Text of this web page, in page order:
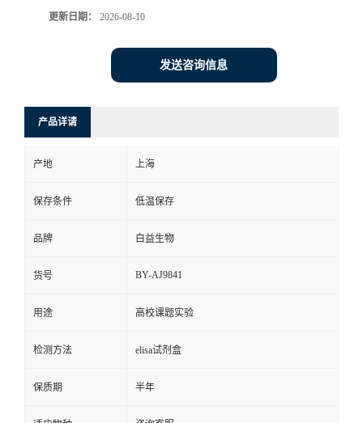
更新日期： 2026-08-10
发送咨询信息
产品详请
产地 上海
保存条件 低温保存
品牌 白益生物
货号 BY-AJ9841
用途 高校课题实验
检测方法 elisa试剂盒
保质期 半年